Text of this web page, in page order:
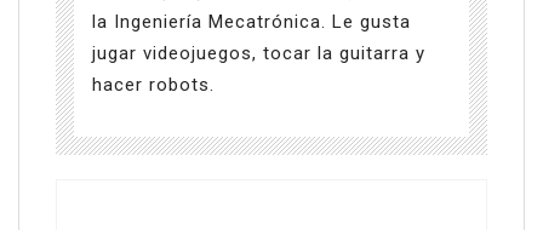
la Ingeniería Mecatrónica. Le gusta
jugar videojuegos, tocar la guitarra y
hacer robots.